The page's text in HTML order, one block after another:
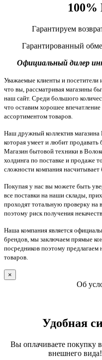
100%
Гарантируем
Гарантированный
Официальный дилер
Уважаемые клиенты и
что вы, рассматривая магазины
наш сайт. Среди большого
что оставим хорошее
ассортиментом товаров.
Наш дружный коллектив
которая умеет и любит продавать
Магазин бытовой техники в
холдинга по поставке и продаже
сложности компания насчитывает
Покупая у нас вы можете быть
все поставки на наши склады,
проходят тотальную проверку
поэтому риск получения
Наша компания является
брендов, мы заключаем прямые
посредников поэтому
товаров.
×
Об
Удобная
Вы оплачиваете покупку
внешнего